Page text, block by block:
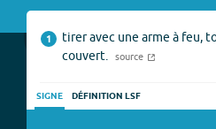
1
tirer avec une arme à feu,
couvert.
source
SIGNE DÉFINITION LSF